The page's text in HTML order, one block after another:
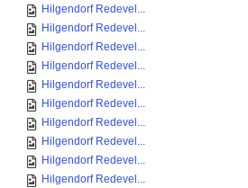
Hilgendorf Redevel...
Hilgendorf Redevel...
Hilgendorf Redevel...
Hilgendorf Redevel...
Hilgendorf Redevel...
Hilgendorf Redevel...
Hilgendorf Redevel...
Hilgendorf Redevel...
Hilgendorf Redevel...
Hilgendorf Redevel...